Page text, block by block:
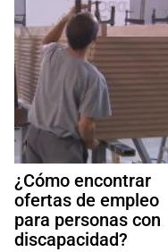
¿Cómo encontrar
ofertas de empleo
para personas con
discapacidad?